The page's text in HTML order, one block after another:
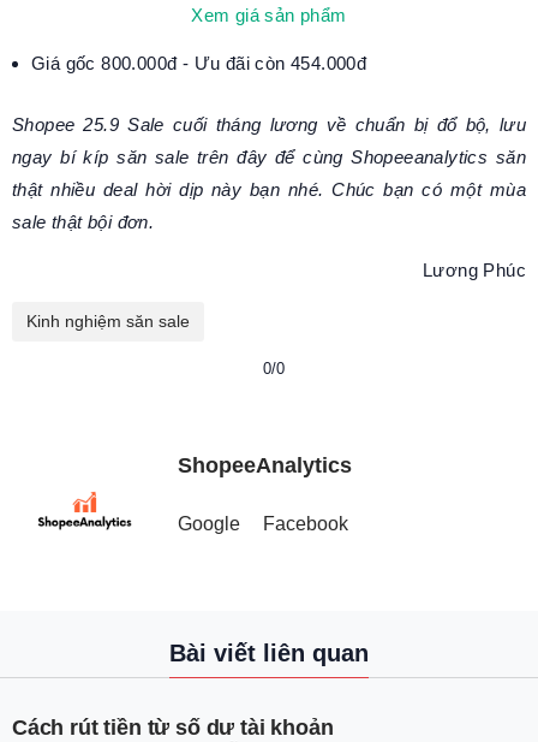
Xem giá sản phẩm
Giá gốc 800.000đ - Ưu đãi còn 454.000đ
Shopee 25.9 Sale cuối tháng lương về chuẩn bị đổ bộ, lưu
ngay bí kíp săn sale trên đây để cùng Shopeeanalytics săn
thật nhiều deal hời dịp này bạn nhé. Chúc bạn có một mùa
sale thật bội đơn.
Lương Phúc
Kinh nghiệm săn sale
0/0
ShopeeAnalytics
Google Facebook
Bài viết liên quan
Cách rút tiền từ số dư tài khoản